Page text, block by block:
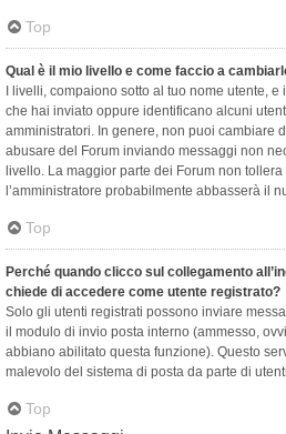
Top
Qual è il mio livello e come faccio a
I livelli, compaiono sotto al tuo nome utente,
che hai inviato oppure identificano alcuni
amministratori. In genere, non puoi cambiare
abusare del Forum inviando messaggi non
livello. La maggior parte dei Forum non
l’amministratore probabilmente abbasserà il
Top
Perché quando clicco sul collegamento
chiede di accedere come utente registrato?
Solo gli utenti registrati possono inviare
il modulo di invio posta interno (ammesso,
abbiano abilitato questa funzione). Questo
malevolo del sistema di posta da parte di
Top